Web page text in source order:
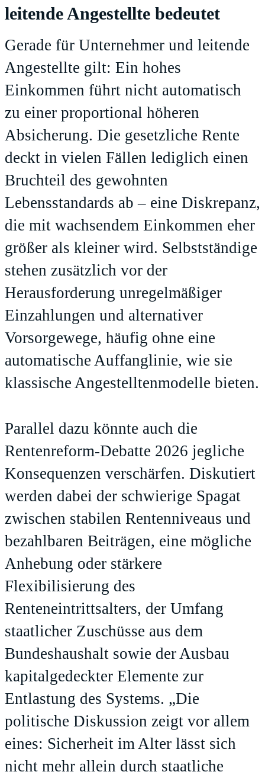
leitende Angestellte bedeutet
Gerade für Unternehmer und leitende
Angestellte gilt: Ein hohes
Einkommen führt nicht automatisch
zu einer proportional höheren
Absicherung. Die gesetzliche Rente
deckt in vielen Fällen lediglich einen
Bruchteil des gewohnten
Lebensstandards ab – eine Diskrepanz,
die mit wachsendem Einkommen eher
größer als kleiner wird. Selbstständige
stehen zusätzlich vor der
Herausforderung unregelmäßiger
Einzahlungen und alternativer
Vorsorgewege, häufig ohne eine
automatische Auffanglinie, wie sie
klassische Angestelltenmodelle bieten.
Parallel dazu könnte auch die
Rentenreform-Debatte 2026 jegliche
Konsequenzen verschärfen. Diskutiert
werden dabei der schwierige Spagat
zwischen stabilen Rentenniveaus und
bezahlbaren Beiträgen, eine mögliche
Anhebung oder stärkere
Flexibilisierung des
Renteneintrittsalters, der Umfang
staatlicher Zuschüsse aus dem
Bundeshaushalt sowie der Ausbau
kapitalgedeckter Elemente zur
Entlastung des Systems. „Die
politische Diskussion zeigt vor allem
eines: Sicherheit im Alter lässt sich
nicht mehr allein durch staatliche